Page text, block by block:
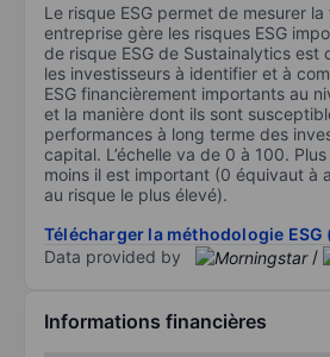
Le risque ESG permet de mesurer
entreprise gère les risques ESG
de risque ESG de Sustainalytics est
les investisseurs à identifier et à
ESG financièrement importants au
et la manière dont ils sont
performances à long terme des
capital. L’échelle va de 0 à 100.
moins il est important (0 équivaut à
au risque le plus élevé).
Télécharger la méthodologie ESG
Data provided by
/
Informations financières